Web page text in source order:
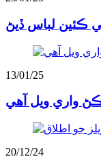
ڪئين لباس ڏيڻ
13/01/25
واري ويل آهي
20/12/24